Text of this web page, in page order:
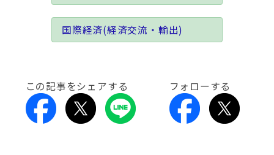
国際経済(経済交流・輸出)
この記事をシェアする フォローする